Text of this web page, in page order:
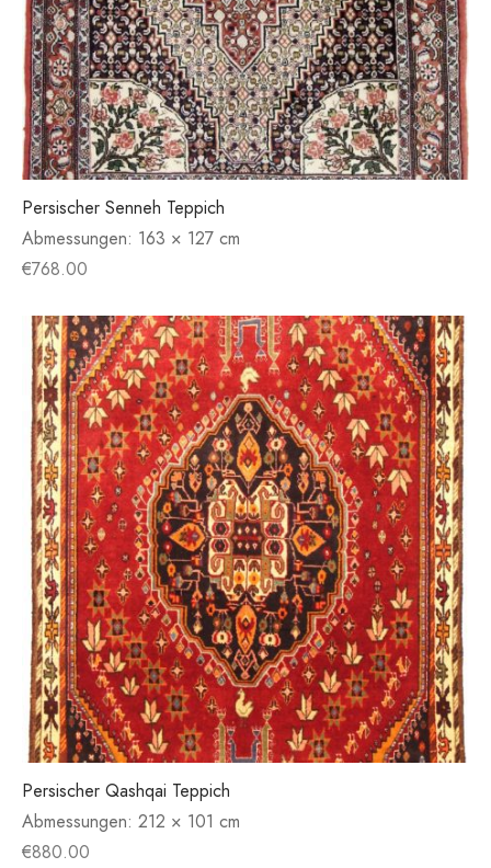
Persischer Senneh Teppich
Abmessungen: 163 × 127 cm
€768.00
Persischer Qashqai Teppich
Abmessungen: 212 × 101 cm
€880.00